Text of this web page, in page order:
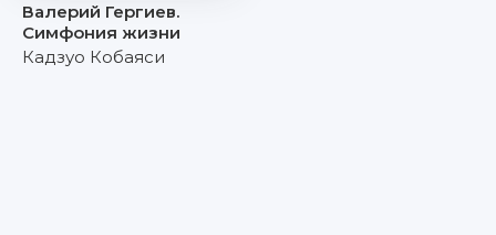
Валерий Гергиев.
Симфония жизни
Кадзуо Кобаяси